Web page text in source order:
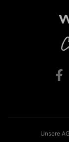
Unsere